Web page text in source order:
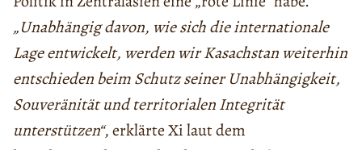
„Unabhängig davon, wie sich die internationale
Lage entwickelt, werden wir Kasachstan weiterhin
entschieden beim Schutz seiner Unabhängigkeit,
Souveränität und territorialen Integrität
unterstützen“, erklärte Xi laut dem